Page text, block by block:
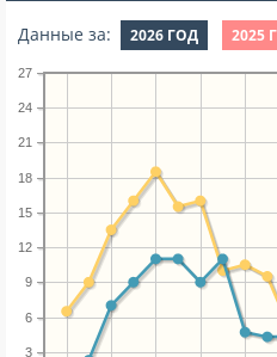
Данные за: 2026 ГОД 2025
3
6
9
12
15
18
21
24
27